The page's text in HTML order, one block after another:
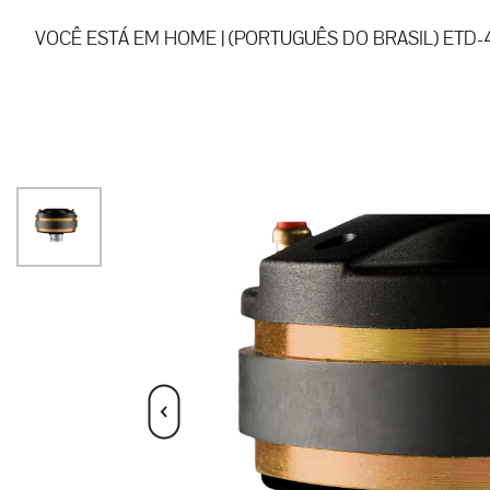
VOCÊ ESTÁ EM HOME |(PORTUGUÊS DO BRASIL)